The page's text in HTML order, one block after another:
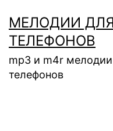
содержимому
МЕЛОДИИ ДЛЯ
ТЕЛЕФОНОВ
mp3 и m4r
телефонов